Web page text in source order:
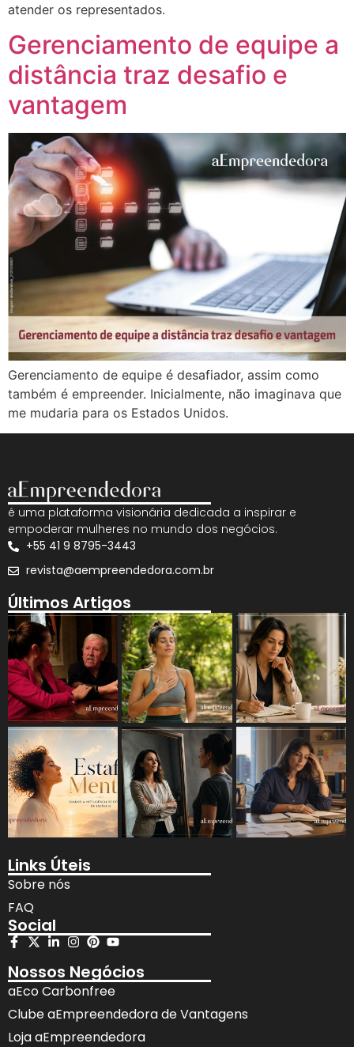
atender os representados.
Gerenciamento de equipe a
distância traz desafio e
vantagem
Gerenciamento de equipe é desafiador, assim como
também é empreender. Inicialmente, não imaginava que
me mudaria para os Estados Unidos.
é uma plataforma visionária dedicada a inspirar e
empoderar mulheres no mundo dos negócios.
+55 41 9 8795-3443
revista@aempreendedora.com.br
Últimos Artigos
Links Úteis
Sobre nós
FAQ
Social
Nossos Negócios
aEco Carbonfree
Clube aEmpreendedora de Vantagens
Loja aEmpreendedora